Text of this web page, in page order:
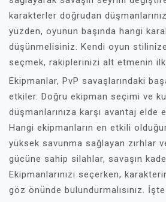
karakterler doğrudan
yüzden, oyunun başında hangi
düşünmelisiniz. Kendi oyun
seçmek, rakiplerinizi alt etmenin ilk
Ekipmanlar, PvP savaşlarındaki
etkiler. Doğru ekipman seçimi ve
düşmanlarınıza karşı avantaj elde
Hangi ekipmanların en etkili
yüksek savunma sağlayan zırhlar
gücüne sahip silahlar, savaşın
Ekipmanlarınızı seçerken,
göz önünde bulundurmalısınız.